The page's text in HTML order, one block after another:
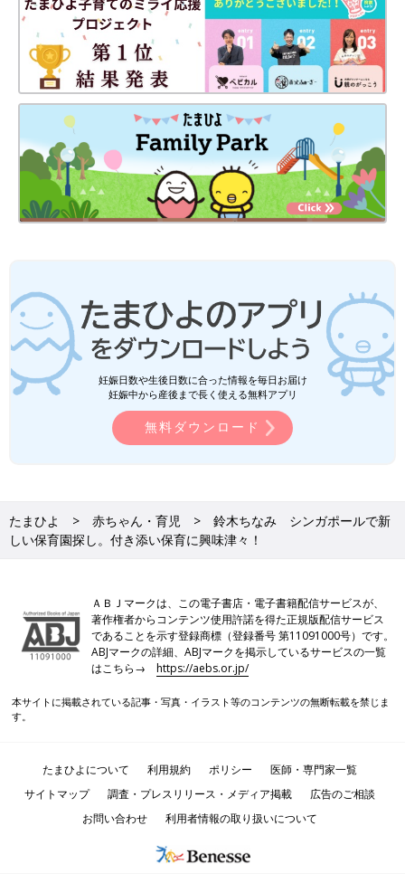
妊娠日数や生後日数に合った情報を毎日お届け
妊娠中から産後まで長く使える無料アプリ
無料ダウンロード
たまひよ 赤ちゃん・育児
鈴木ちなみ シンガポールで新
しい保育園探し。付き添い保育に興味津々！
ＡＢＪマークは、この電子書店・電子書籍配信サービスが、
著作権者からコンテンツ使用許諾を得た正規版配信サービス
であることを示す登録商標（登録番号 第11091000号）です。
ABJマークの詳細、ABJマークを掲示しているサービスの一覧
はこちら→https://aebs.or.jp/
本サイトに掲載されている記事・写真・イラスト等のコンテンツの無断転載を禁じま
す。
たまひよについて 利用規約 ポリシー
医師・専門家一覧
サイトマップ
調査・プレスリリース・メディア掲載
広告のご相談
お問い合わせ
利用者情報の取り扱いについて